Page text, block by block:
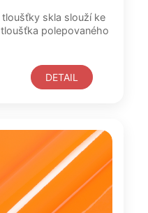
skla slouží ke
polepovaného
DETAIL